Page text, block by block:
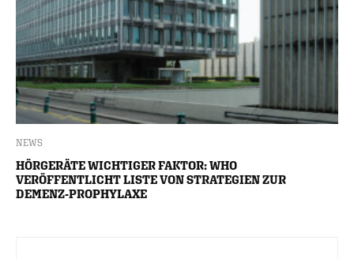
NEWS
HÖRGERÄTE WICHTIGER FAKTOR: WHO
VERÖFFENTLICHT LISTE VON STRATEGIEN ZUR
DEMENZ-PROPHYLAXE